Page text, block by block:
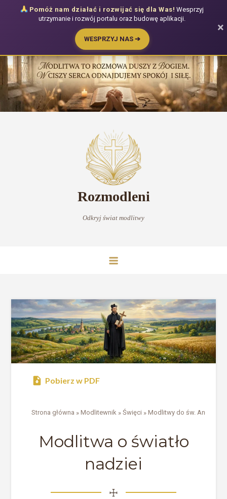
do
treści
Rozmodleni
Odkryj świat modlitwy
Pobierz w PDF
Strona główna »Modlitewnik »Święci »Modlitwy do św. Andrzeja
Modlitwa o światło
nadziei
☩
Pomóż nam działać i rozwijać się dla Was! Wesprzyj
utrzymanie i rozwój portalu oraz budowę aplikacji.
WESPRZYJ NAS ➔
×